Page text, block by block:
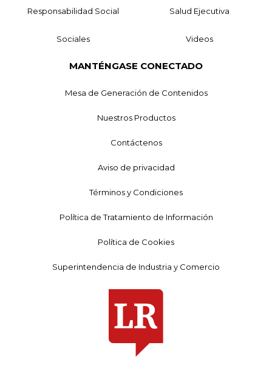
Responsabilidad Social Salud Ejecutiva
Sociales Videos
MANTÉNGASE CONECTADO
Mesa de Generación de Contenidos
Nuestros Productos
Contáctenos
Aviso de privacidad
Términos y Condiciones
Política de Tratamiento de Información
Política de Cookies
Superintendencia de Industria y Comercio